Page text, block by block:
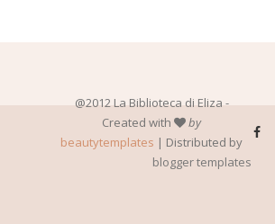
@2012 La Biblioteca di Eliza -
Created with
by
beautytemplates | Distributed by
blogger templates